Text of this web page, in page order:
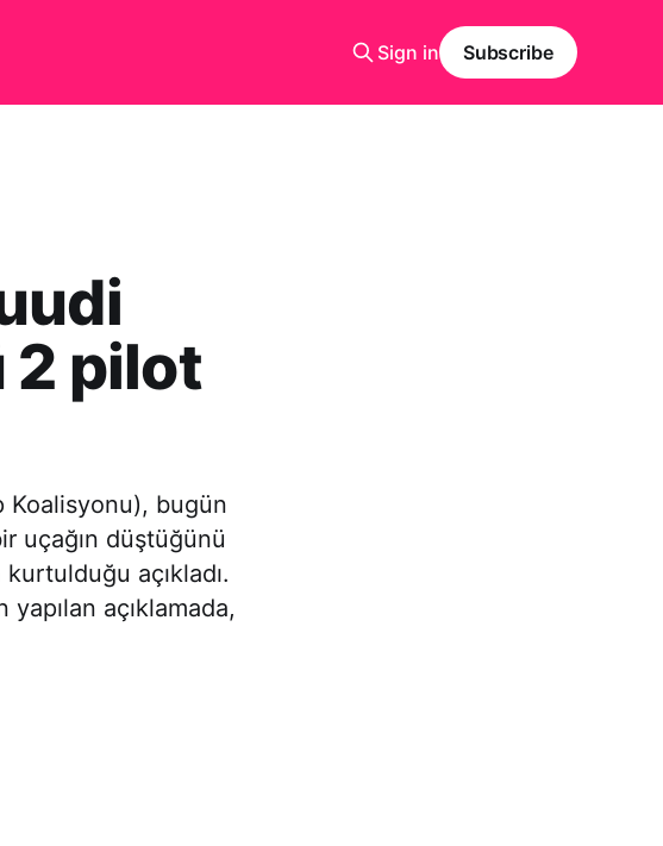
Sign in Subscribe
2 pilot
Koalisyonu), bugün
uçağın düştüğünü
açıkladı.
açıklamada,